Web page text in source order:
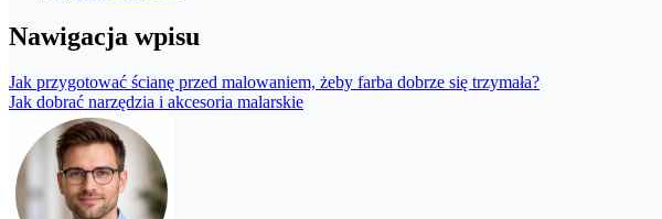
Nawigacja wpisu
Jak przygotować ścianę przed malowaniem, żeby farba dobrze się trzymała?
Jak dobrać narzędzia i akcesoria malarskie